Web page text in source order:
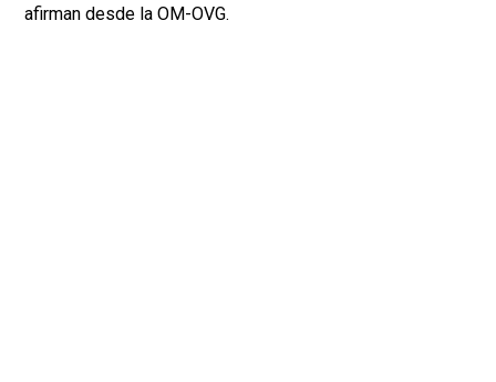
afirman desde la OM-OVG.